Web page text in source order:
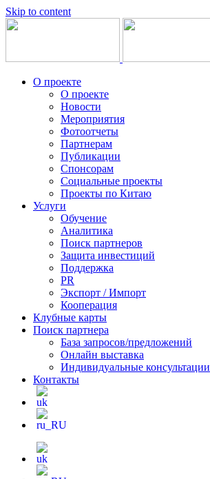
Skip to content
О проекте
О проекте
Новости
Мероприятия
Фотоотчеты
Партнерам
Публикации
Спонсорам
Социальные проекты
Проекты по Китаю
Услуги
Обучение
Аналитика
Поиск партнеров
Защита инвестиций
Поддержка
PR
Экспорт / Импорт
Кооперация
Клубные карты
Поиск партнера
База запросов/предложений
Онлайн выставка
Индивидуальные консультации
Контакты